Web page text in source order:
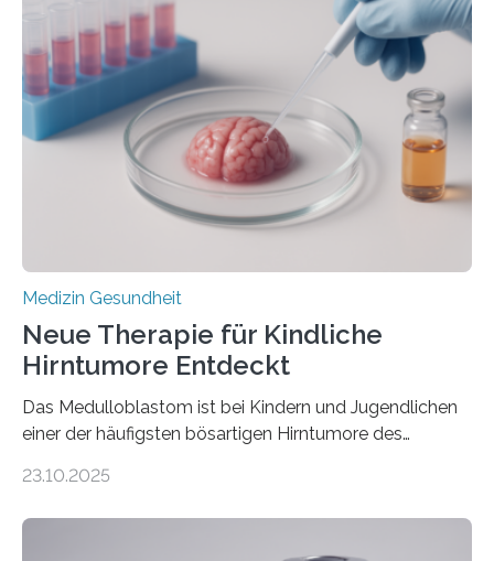
der Hypertrophen Kardiomyopathie (HCM) versagen
kann und wie sich durch eine Verringerung der
Herzbelastung und des oxidativen Stresses
Rhythmusstörungen reduzieren lassen. Würzburg. Die
hypertrophe Kardiomyopathie (HCM) ist die häufigste
erblich bedingte Herzerkrankung. Sie führt dazu, dass
sich die linke Herzkammer verdickt, der Herzmuskel zu
stark kontrahiert…
Medizin Gesundheit
Neue Therapie für Kindliche
Hirntumore Entdeckt
Das Medulloblastom ist bei Kindern und Jugendlichen
einer der häufigsten bösartigen Hirntumore des
Betroffenen können mit heutigen Methoden geheilt
23.10.2025